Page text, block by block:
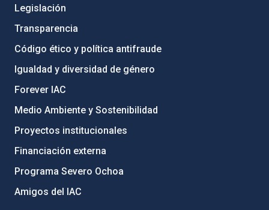
Legislación
Transparencia
Código ético y política antifraude
Igualdad y diversidad de género
Forever IAC
Medio Ambiente y Sostenibilidad
Proyectos institucionales
Financiación externa
Programa Severo Ochoa
Amigos del IAC